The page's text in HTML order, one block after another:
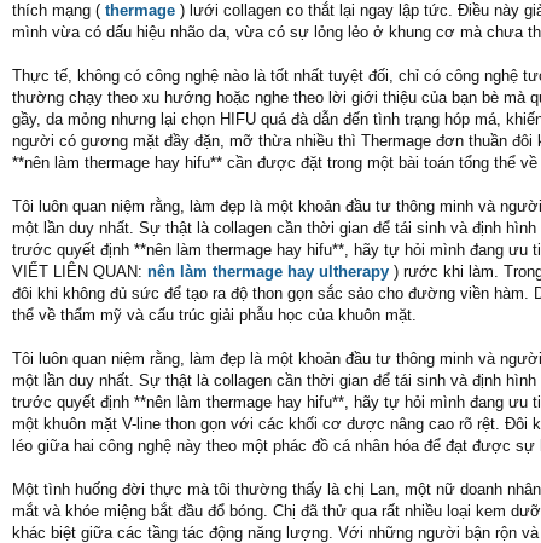
thích mạng ( thermage ) lưới collagen co thắt lại ngay lập tức. Điều này
mình vừa có dấu hiệu nhão da, vừa có sự lỏng lẻo ở khung cơ mà chưa
Thực tế, không có công nghệ nào là tốt nhất tuyệt đối, chỉ có công nghệ
thường chạy theo xu hướng hoặc nghe theo lời giới thiệu của bạn bè mà
gầy, da mỏng nhưng lại chọn HIFU quá đà dẫn đến tình trạng hóp má,
người có gương mặt đầy đặn, mỡ thừa nhiều thì Thermage đơn thuần
**nên làm thermage hay hifu** cần được đặt trong một bài toán tổng thể
Tôi luôn quan niệm rằng, làm đẹp là một khoản đầu tư thông minh và
một lần duy nhất. Sự thật là collagen cần thời gian để tái sinh và định
trước quyết định **nên làm thermage hay hifu**, hãy tự hỏi mình đang
VIẾT LIÊN QUAN: nên làm thermage hay ultherapy ) rước khi làm.
đôi khi không đủ sức để tạo ra độ thon gọn sắc sảo cho đường viền
thể về thẩm mỹ và cấu trúc giải phẫu học của khuôn mặt.
Tôi luôn quan niệm rằng, làm đẹp là một khoản đầu tư thông minh và
một lần duy nhất. Sự thật là collagen cần thời gian để tái sinh và định
trước quyết định **nên làm thermage hay hifu**, hãy tự hỏi mình đang
một khuôn mặt V-line thon gọn với các khối cơ được nâng cao rõ rệt.
léo giữa hai công nghệ này theo một phác đồ cá nhân hóa để đạt được
Một tình huống đời thực mà tôi thường thấy là chị Lan, một nữ doanh
mắt và khóe miệng bắt đầu đổ bóng. Chị đã thử qua rất nhiều loại kem
khác biệt giữa các tầng tác động năng lượng. Với những người bận rộn